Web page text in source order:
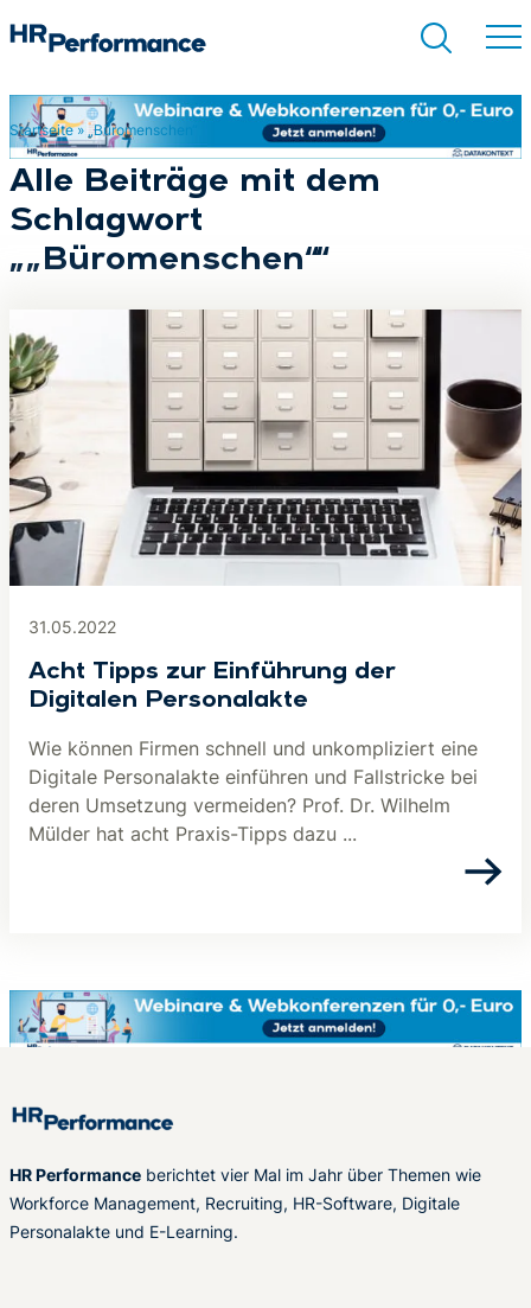
Suchen
Startseite» „Büromenschen“
Alle Beiträge mit dem
Schlagwort
„„Büromenschen““
31.05.2022
Acht Tipps zur Einführung der
Digitalen Personalakte
Wie können Firmen schnell und unkompliziert eine
Digitale Personalakte einführen und Fallstricke bei
deren Umsetzung vermeiden? Prof. Dr. Wilhelm
Mülder hat acht Praxis-Tipps dazu ...
HR Performance berichtet vier Mal im Jahr über Themen wie
Workforce Management, Recruiting, HR-Software, Digitale
Personalakte und E-Learning.